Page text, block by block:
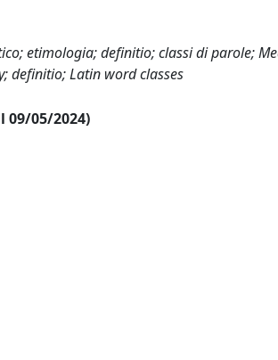
etimologia; definitio; classi di parole;
definitio; Latin word classes
05/2024)